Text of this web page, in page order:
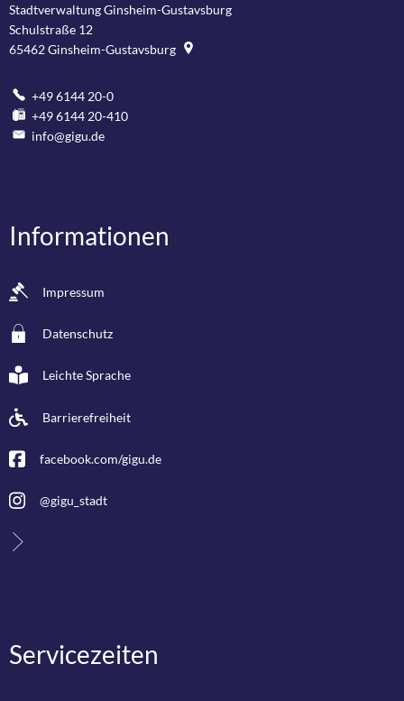
Stadtverwaltung Ginsheim-Gustavsburg
Schulstraße 12
65462Ginsheim-Gustavsburg
+49 6144 20-0
+49 6144 20-410
info@gigu.de
Informationen
Impressum
Datenschutz
Leichte Sprache
Barrierefreiheit
facebook.com/gigu.de
@gigu_stadt
Servicezeiten